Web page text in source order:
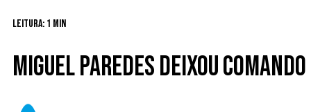
Leitura: 1 min
Miguel Paredes deixou